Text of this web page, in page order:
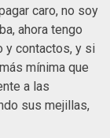
caro, no soy
ahora tengo
y contactos, y si
mínima que
a las
sus mejillas,